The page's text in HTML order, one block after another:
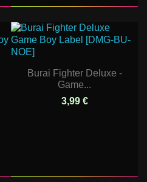
Burai Fighter Deluxe -
Game...
3,99 €